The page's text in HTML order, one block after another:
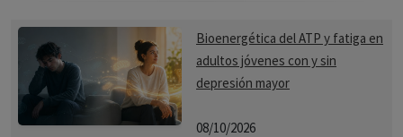
Bioenergética del ATP y fatiga en
adultos jóvenes con y sin
depresión mayor
08/10/2026